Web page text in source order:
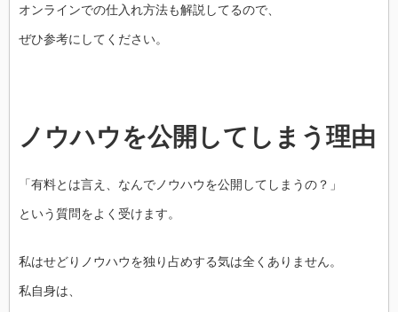
オンラインでの仕入れ方法も解説してるので、
ぜひ参考にしてください。
ノウハウを公開してしまう理由
「有料とは言え、なんでノウハウを公開してしまうの？」
という質問をよく受けます。
私はせどりノウハウを独り占めする気は全くありません。
私自身は、